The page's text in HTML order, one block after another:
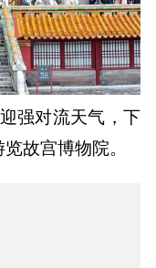
强对流天气，下
故宫博物院。